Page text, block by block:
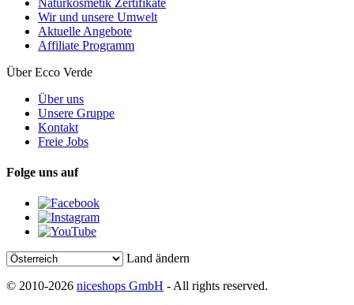
Wir und unsere Umwelt
Aktuelle Angebote
Affiliate Programm
Über Ecco Verde
Über uns
Unsere Gruppe
Kontakt
Freie Jobs
Folge uns auf
Land ändern
© 2010-2026 niceshops GmbH - All rights reserved.